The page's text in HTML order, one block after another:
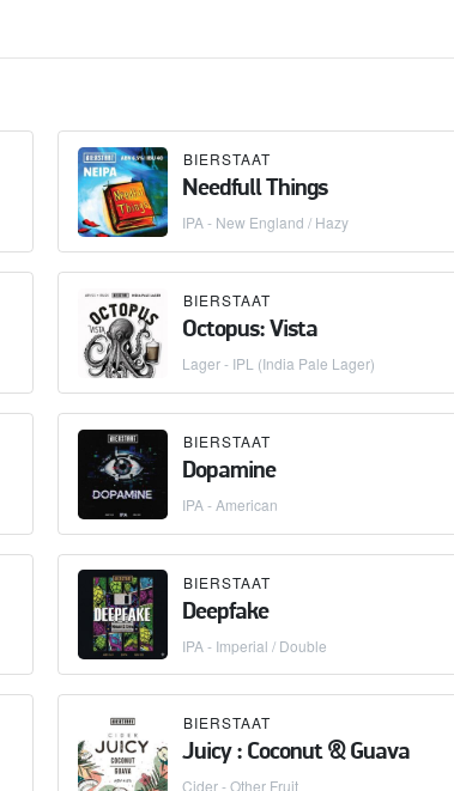
BIERSTAAT
Needfull Things
IPA - New England / Hazy
BIERSTAAT
Octopus: Vista
Lager - IPL (India Pale Lager)
BIERSTAAT
Dopamine
IPA - American
BIERSTAAT
Deepfake
IPA - Imperial / Double
BIERSTAAT
Juicy : Coconut & Guava
Cider - Other Fruit